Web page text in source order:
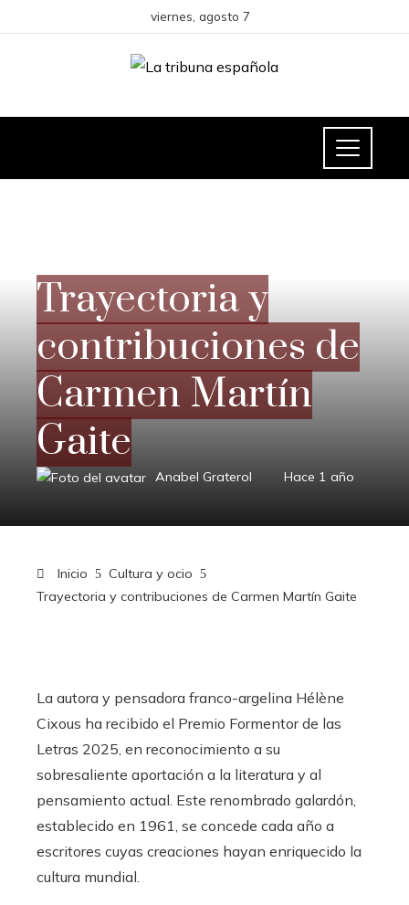
viernes, agosto 7
Trayectoria y
contribuciones de
Carmen Martín
Gaite
Anabel Graterol Hace 1 año
Inicio
Cultura y ocio
Trayectoria y contribuciones de Carmen Martín Gaite
La autora y pensadora franco-argelina Hélène
Cixous ha recibido el Premio Formentor de las
Letras 2025, en reconocimiento a su
sobresaliente aportación a la literatura y al
pensamiento actual. Este renombrado galardón,
establecido en 1961, se concede cada año a
escritores cuyas creaciones hayan enriquecido la
cultura mundial.